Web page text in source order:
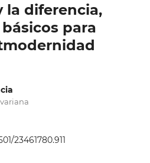
la diferencia,
para
23461780.911